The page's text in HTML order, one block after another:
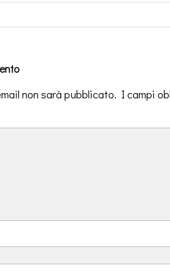
non sarà pubblicato. I campi